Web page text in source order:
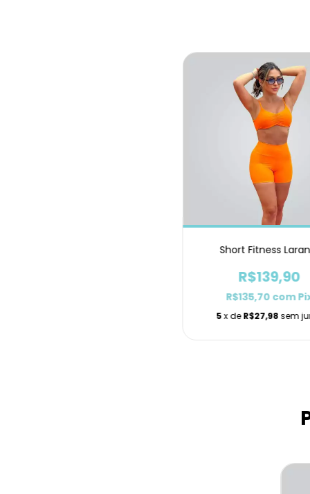
Short Fitness
R$139,90
R$135,70 com
5 x deR$27,98 sem